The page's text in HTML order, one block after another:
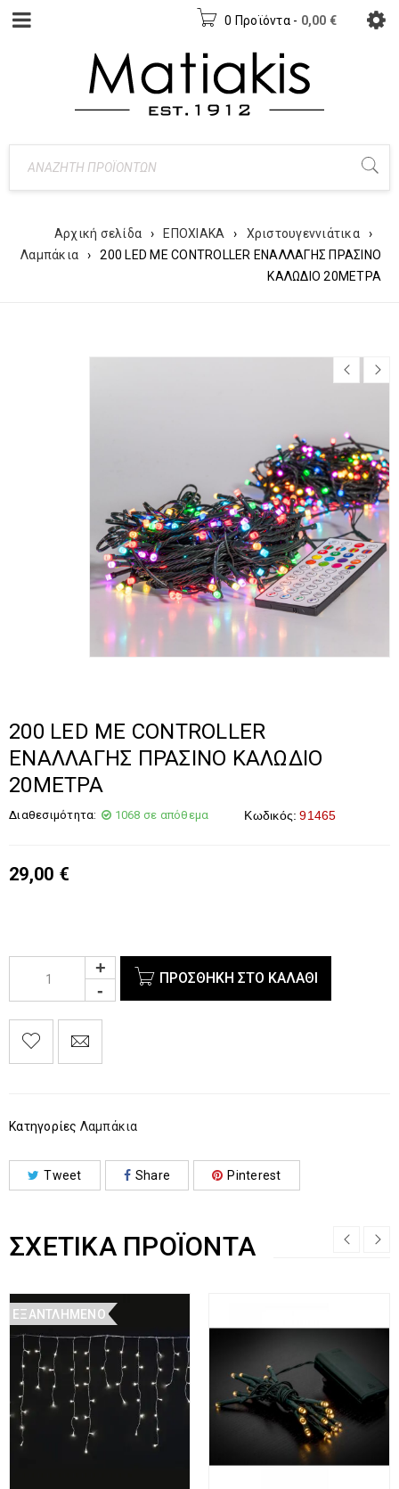
0 Προϊόντα - 0,00 €
Αρχική σελίδα › ΕΠΟΧΙΑΚΑ › Χριστουγεννιάτικα
›
Λαμπάκια
›
200 LED ΜΕ CONTROLLER ΕΝΑΛΛΑΓΗΣ ΠΡΑΣΙΝΟ
ΚΑΛΩΔΙΟ 20ΜΕΤΡΑ
200 LED ΜΕ CONTROLLER
ΕΝΑΛΛΑΓΗΣ ΠΡΑΣΙΝΟ ΚΑΛΩΔΙΟ
20ΜΕΤΡΑ
Διαθεσιμότητα: 1068 σε απόθεμα Κωδικός: 91465
29,00 €
ΠΡΟΣΘΉΚΗ ΣΤΟ ΚΑΛΆΘΙ
Κατηγορίες Λαμπάκια
Tweet Share Pinterest
ΣΧΕΤΙΚΆ ΠΡΟΪΌΝΤΑ
ΕΞΑΝΤΛΗΜΈΝΟ